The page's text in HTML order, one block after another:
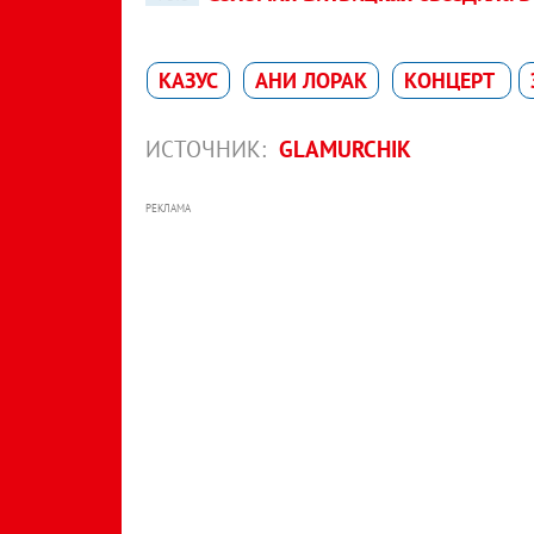
КАЗУС АНИ ЛОРАК КОНЦЕРТ
ИСТОЧНИК: GLAMURCHIK
РЕКЛАМА